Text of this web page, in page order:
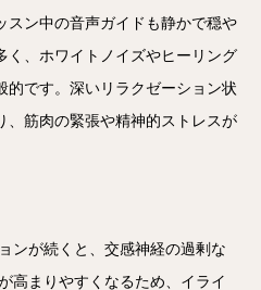
スン中の音声ガイドも静かで穏や
く、ホワイトノイズやヒーリング
的です。深いリラクゼーション状
、筋肉の緊張や精神的ストレスが
ンが続くと、交感神経の過剰な
高まりやすくなるため、イライ